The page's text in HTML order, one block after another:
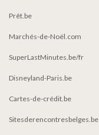
Prêt.be
Marchés-de-Noël.com
SuperLastMinutes.be/fr
Disneyland-Paris.be
Cartes-de-crédit.be
Sitesderencontresbelges.be